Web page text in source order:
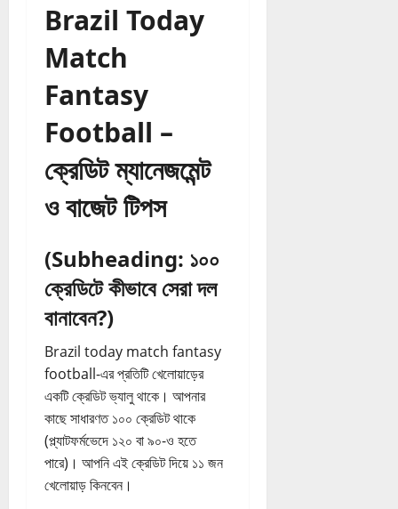
Brazil Today
Match
Fantasy
Football –
ক্রেডিট ম্যানেজমেন্ট
ও বাজেট টিপস
(Subheading: ১০০
ক্রেডিটে কীভাবে সেরা দল
বানাবেন?)
Brazil today match fantasy
football-এর প্রতিটি খেলোয়াড়ের
একটি ক্রেডিট ভ্যালু থাকে। আপনার
কাছে সাধারণত ১০০ ক্রেডিট থাকে
(প্ল্যাটফর্মভেদে ১২০ বা ৯০-ও হতে
পারে)। আপনি এই ক্রেডিট দিয়ে ১১ জন
খেলোয়াড় কিনবেন।